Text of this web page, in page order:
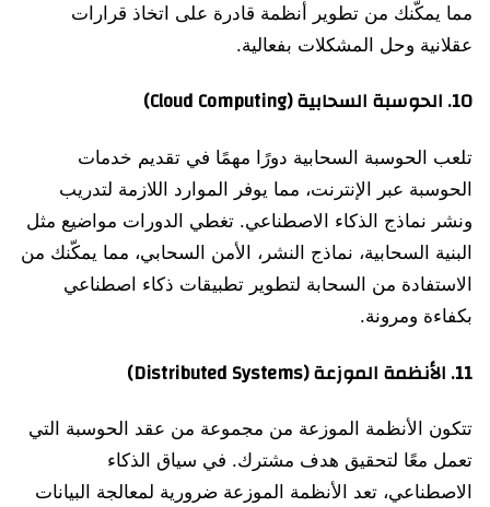
مما يمكّنك من تطوير أنظمة قادرة على اتخاذ قرارات
عقلانية وحل المشكلات بفعالية.
10. الحوسبة السحابية (Cloud Computing)
تلعب الحوسبة السحابية دورًا مهمًا في تقديم خدمات
الحوسبة عبر الإنترنت، مما يوفر الموارد اللازمة لتدريب
ونشر نماذج الذكاء الاصطناعي. تغطي الدورات مواضيع مثل
البنية السحابية، نماذج النشر، الأمن السحابي، مما يمكّنك من
الاستفادة من السحابة لتطوير تطبيقات ذكاء اصطناعي
بكفاءة ومرونة.
11. الأنظمة الموزعة (Distributed Systems)
تتكون الأنظمة الموزعة من مجموعة من عقد الحوسبة التي
تعمل معًا لتحقيق هدف مشترك. في سياق الذكاء
الاصطناعي، تعد الأنظمة الموزعة ضرورية لمعالجة البيانات